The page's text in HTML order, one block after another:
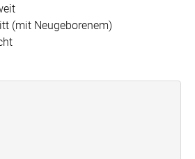
(mit Neugeborenem)